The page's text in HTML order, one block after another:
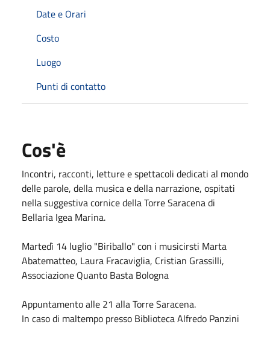
Date e Orari
Costo
Luogo
Punti di contatto
Cos'è
Incontri, racconti, letture e spettacoli dedicati al mondo
delle parole, della musica e della narrazione, ospitati
nella suggestiva cornice della Torre Saracena di
Bellaria Igea Marina.
Martedì 14 luglio "Biriballo" con i musicirsti Marta
Abatematteo, Laura Fracaviglia, Cristian Grassilli,
Associazione Quanto Basta Bologna
Appuntamento alle 21 alla Torre Saracena.
In caso di maltempo presso Biblioteca Alfredo Panzini